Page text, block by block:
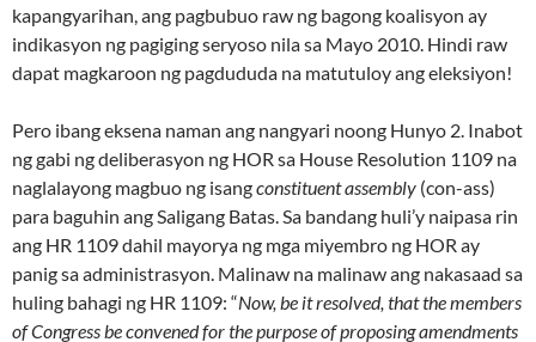
kapangyarihan, ang pagbubuo raw ng bagong koalisyon ay
indikasyon ng pagiging seryoso nila sa Mayo 2010. Hindi raw
dapat magkaroon ng pagdududa na matutuloy ang eleksiyon!
Pero ibang eksena naman ang nangyari noong Hunyo 2. Inabot
ng gabi ng deliberasyon ng HOR sa House Resolution 1109 na
naglalayong magbuo ng isangconstituent assembly (con-ass)
para baguhin ang Saligang Batas. Sa bandang huli’y naipasa rin
ang HR 1109 dahil mayorya ng mga miyembro ng HOR ay
panig sa administrasyon. Malinaw na malinaw ang nakasaad sa
huling bahagi ng HR 1109: “Now, be it resolved, that the members
of Congress be convened for the purpose of proposing amendments